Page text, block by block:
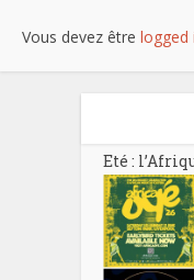
Vous devez être logged
Eté :